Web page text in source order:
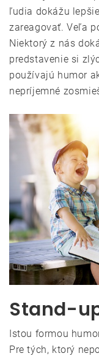
ľudia dokážu
zareagovať. Veľa
Niektorý z nás
predstavenie si
používajú humor
nepríjemné
Stand-
Istou formou
Pre tých, ktorý